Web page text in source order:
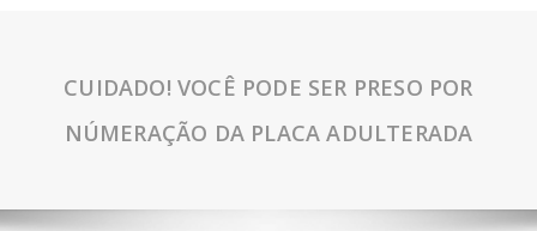
CUIDADO! VOCÊ PODE SER PRESO POR
NÚMERAÇÃO DA PLACA ADULTERADA